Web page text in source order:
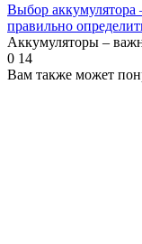
Выбор аккумулятора
правильно
Аккумуляторы –
0 14
Вам также может